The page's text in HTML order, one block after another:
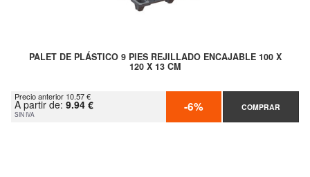
PALET DE PLÁSTICO 9 PIES REJILLADO ENCAJABLE 100 X
120 X 13 CM
Precio anterior 10.57 €
A partir de: 9.94 €
SIN IVA -6% COMPRAR